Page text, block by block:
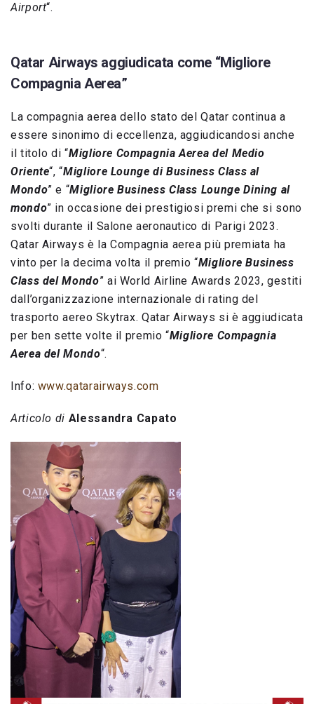
Airport“.
Qatar Airways aggiudicata come “Migliore
Compagnia Aerea”
La compagnia aerea dello stato del Qatar continua a
essere sinonimo di eccellenza, aggiudicandosi anche
il titolo di “Migliore Compagnia Aerea del Medio
Oriente“, “Migliore Lounge di Business Class al
Mondo” e “Migliore Business Class Lounge Dining al
mondo” in occasione dei prestigiosi premi che si sono
svolti durante il Salone aeronautico di Parigi 2023.
Qatar Airways è la Compagnia aerea più premiata ha
vinto per la decima volta il premio “Migliore Business
Class del Mondo” ai World Airline Awards 2023, gestiti
dall’organizzazione internazionale di rating del
trasporto aereo Skytrax. Qatar Airways si è aggiudicata
per ben sette volte il premio “Migliore Compagnia
Aerea del Mondo“.
Info: www.qatarairways.com
Articolo di Alessandra Capato